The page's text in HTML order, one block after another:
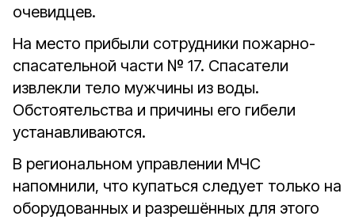
очевидцев.
На место прибыли сотрудники пожарно-
спасательной части № 17. Спасатели
извлекли тело мужчины из воды.
Обстоятельства и причины его гибели
устанавливаются.
В региональном управлении МЧС
напомнили, что купаться следует только на
оборудованных и разрешённых для этого